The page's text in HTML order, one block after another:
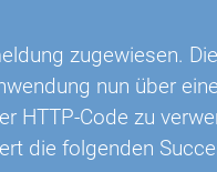
zugewiesen.
nun über
HTTP-Code zu
die folgenden